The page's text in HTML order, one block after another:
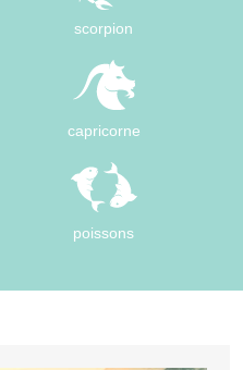
scorpion
capricorne
poissons